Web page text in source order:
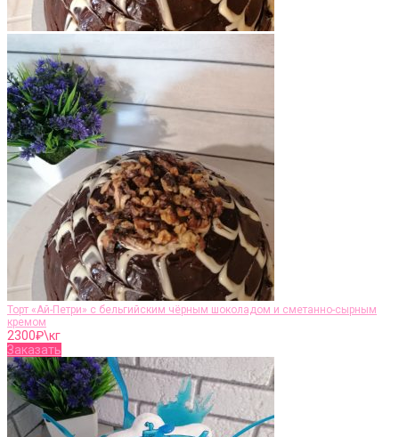
Торт «Ай-Петри» с бельгийским чёрным шоколадом и сметанно-сырным
кремом
2300₽\кг
Заказать